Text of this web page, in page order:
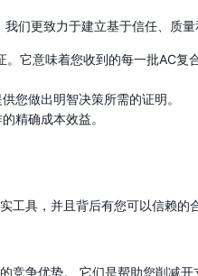
们更致力于建立基于信任、质量
它意味着您收到的每一批AC
您做出明智决策所需的证明。
精确成本效益。
具，并且背后有您可以信赖的
竞争优势。
它们是帮助您削减开